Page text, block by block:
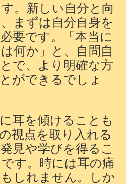
。新しい自分と向
まずは自分自身を
要です。「本当に
何か」と、自問自
で、より明確な方
ができるでしょ
耳を傾けることも
視点を取り入れる
見や学びを得るこ
す。時には耳の痛
しれません。しか